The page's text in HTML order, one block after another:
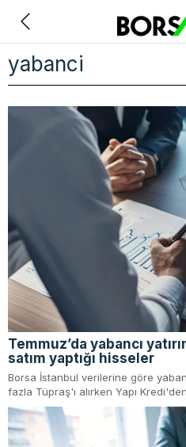
yabanci
Temmuz’da yabancı
satım yaptığı hisseler
Borsa İstanbul verilerine göre
fazla Tüpraş'ı alırken Yapı